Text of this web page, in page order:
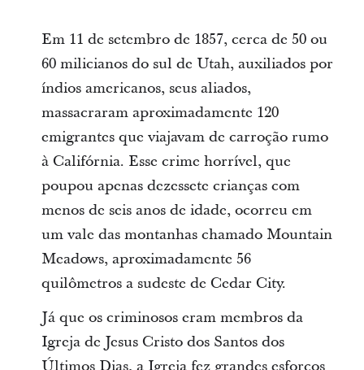
Em 11 de setembro de 1857, cerca de 50 ou
60 milicianos do sul de Utah, auxiliados por
índios americanos, seus aliados,
massacraram aproximadamente 120
emigrantes que viajavam de carroção rumo
à Califórnia. Esse crime horrível, que
poupou apenas dezessete crianças com
menos de seis anos de idade, ocorreu em
um vale das montanhas chamado Mountain
Meadows, aproximadamente 56
quilômetros a sudeste de Cedar City.
Já que os criminosos eram membros da
Igreja de Jesus Cristo dos Santos dos